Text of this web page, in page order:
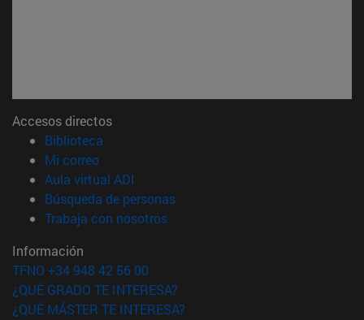
Accesos directos
Biblioteca
Mi correo(abre en nueva ventana)
Aula virtual ADI
Búsqueda de personas(abre en nueva ventana)
Trabaja con nosotros(abre en nueva ventana)
Información
TFNO +34 948 42 56 00
¿QUÉ GRADO TE INTERESA?
¿QUÉ MÁSTER TE INTERESA?